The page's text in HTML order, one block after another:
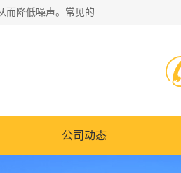
消音器主要用于降低机械设备或枪械等产生的噪声。它通过阻尼或增加排气面积来降低排气速度和功率，从而降低噪声。常见的消音器类型包括阻性消声器、抗性消声器、共振消声器以及阻抗复合式消声器等。这些消音器各有特点，适用于不同频率的噪声消除。
公司动态